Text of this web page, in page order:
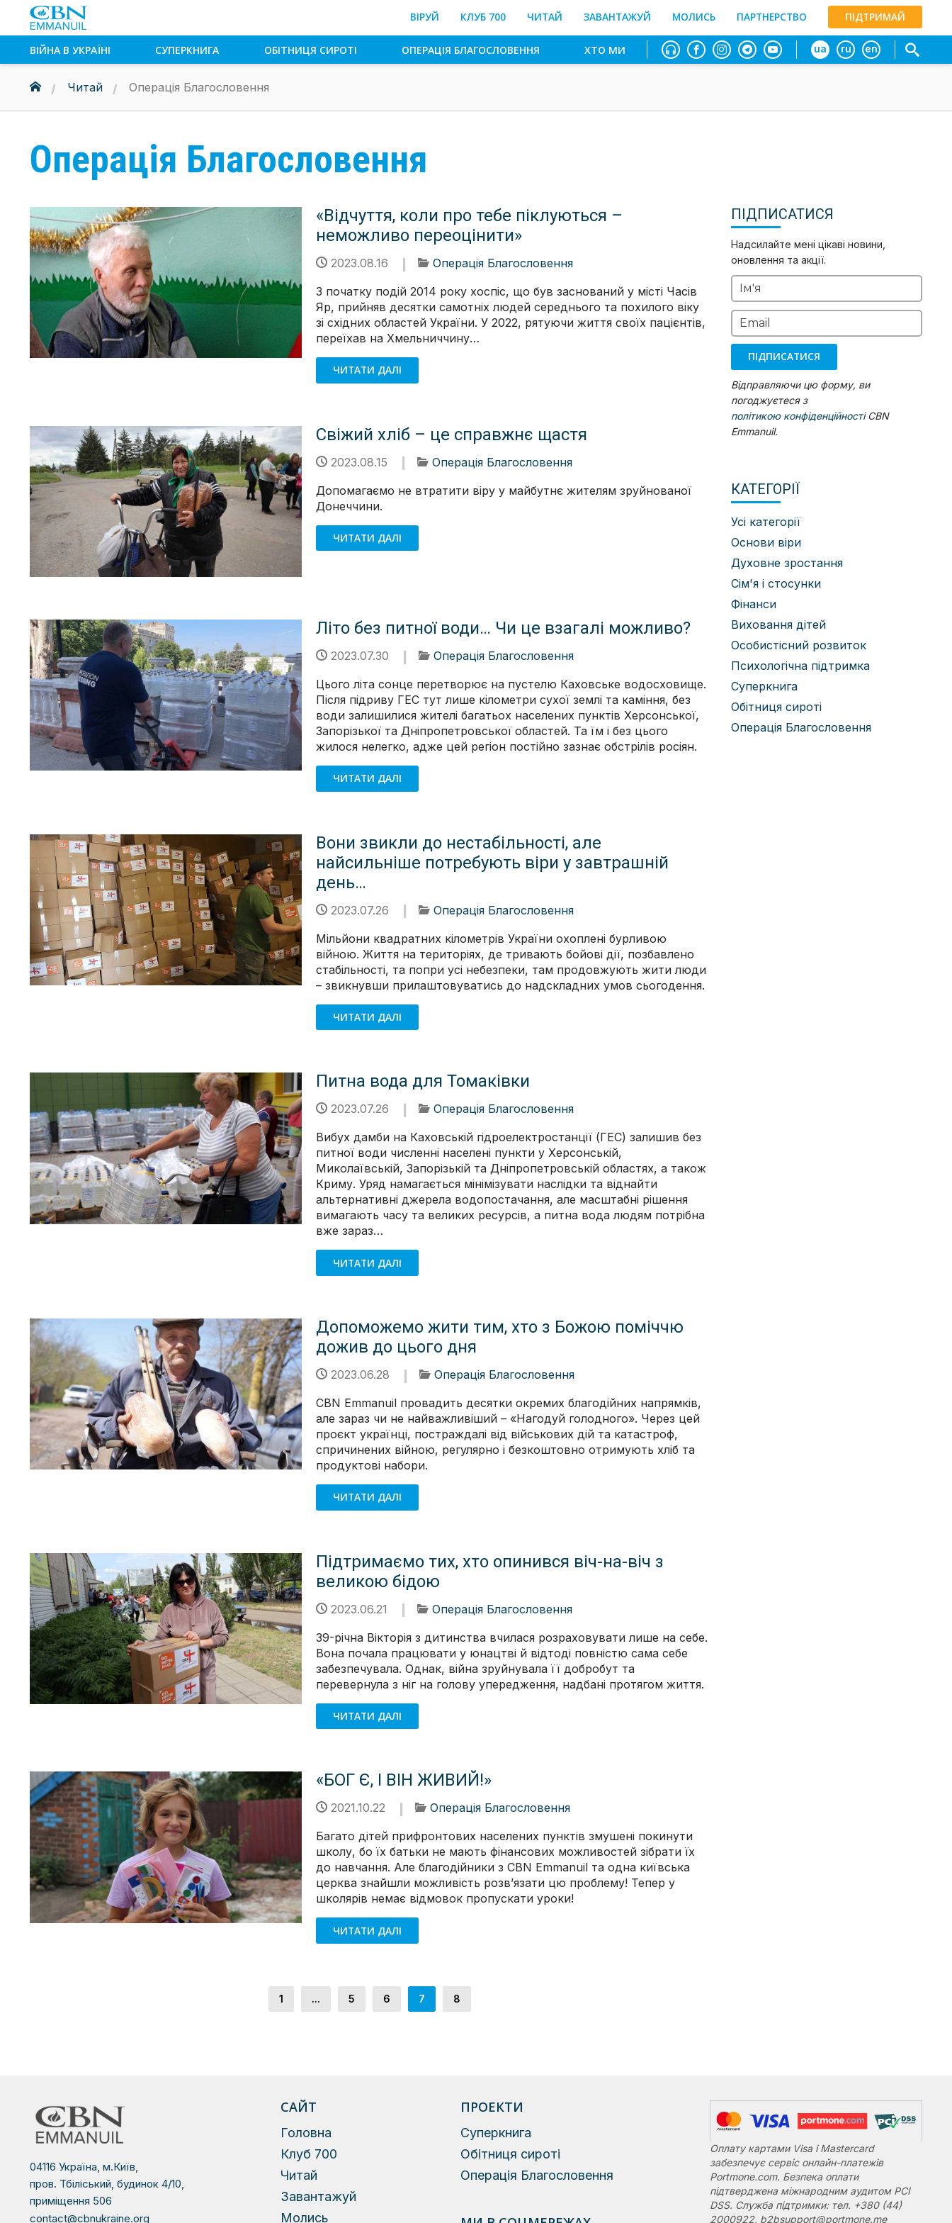
ВІРУЙ КЛУБ 700 ЧИТАЙ ЗАВАНТАЖУЙ МОЛИСЬ ПАРТНЕРСТВО ПІДТРИМАЙ
ВІЙНА В УКРАЇНІ СУПЕРКНИГА ОБІТНИЦЯ СИРОТІ ОПЕРАЦІЯ БЛАГОСЛОВЕННЯ ХТО МИ ua ru en
Читай Операція Благословення
Операція Благословення
«Відчуття, коли про тебе піклуються –
неможливо переоцінити»
2023.08.16
Операція Благословення
З початку подій 2014 року хоспіс, що був заснований у місті Часів
Яр, прийняв десятки самотніх людей середнього та похилого віку
зі східних областей України. У 2022, рятуючи життя своїх пацієнтів,
переїхав на Хмельниччину…
ЧИТАТИ ДАЛІ
Свіжий хліб – це справжнє щастя
2023.08.15
Операція Благословення
Допомагаємо не втратити віру у майбутнє жителям зруйнованої
Донеччини.
ЧИТАТИ ДАЛІ
Літо без питної води… Чи це взагалі можливо?
2023.07.30
Операція Благословення
Цього літа сонце перетворює на пустелю Каховське водосховище.
Після підриву ГЕС тут лише кілометри сухої землі та каміння, без
води залишилися жителі багатьох населених пунктів Херсонської,
Запорізької та Дніпропетровської областей. Та їм і без цього
жилося нелегко, адже цей регіон постійно зазнає обстрілів росіян.
ЧИТАТИ ДАЛІ
Вони звикли до нестабільності, але
найсильніше потребують віри у завтрашній
день…
2023.07.26
Операція Благословення
Мільйони квадратних кілометрів України охоплені бурливою
війною. Життя на територіях, де тривають бойові дії, позбавлено
стабільності, та попри усі небезпеки, там продовжують жити люди
– звикнувши прилаштовуватись до надскладних умов сьогодення.
ЧИТАТИ ДАЛІ
Питна вода для Томаківки
2023.07.26
Операція Благословення
Вибух дамби на Каховській гідроелектростанції (ГЕС) залишив без
питної води численні населені пункти у Херсонській,
Миколаївській, Запорізькій та Дніпропетровській областях, а також
Криму. Уряд намагається мінімізувати наслідки та віднайти
альтернативні джерела водопостачання, але масштабні рішення
вимагають часу та великих ресурсів, а питна вода людям потрібна
вже зараз…
ЧИТАТИ ДАЛІ
Допоможемо жити тим, хто з Божою поміччю
дожив до цього дня
2023.06.28
Операція Благословення
CBN Emmanuil провадить десятки окремих благодійних напрямків,
але зараз чи не найважливіший – «Нагодуй голодного». Через цей
проєкт українці, постраждалі від військових дій та катастроф,
спричинених війною, регулярно і безкоштовно отримують хліб та
продуктові набори.
ЧИТАТИ ДАЛІ
Підтримаємо тих, хто опинився віч-на-віч з
великою бідою
2023.06.21
Операція Благословення
39-річна Вікторія з дитинства вчилася розраховувати лише на себе.
Вона почала працювати у юнацтві й відтоді повністю сама себе
забезпечувала. Однак, війна зруйнувала її добробут та
перевернула з ніг на голову упередження, надбані протягом життя.
ЧИТАТИ ДАЛІ
«БОГ Є, І ВІН ЖИВИЙ!»
2021.10.22
Операція Благословення
Багато дітей прифронтових населених пунктів змушені покинути
школу, бо їх батьки не мають фінансових можливостей зібрати їх
до навчання. Але благодійники з CBN Emmanuil та одна київська
церква знайшли можливість розв’язати цю проблему! Тепер у
школярів немає відмовок пропускати уроки!
ЧИТАТИ ДАЛІ
1 ... 5 6 7 8
ПІДПИСАТИСЯ
Надсилайте мені цікаві новини,
оновлення та акції.
Ім'я
Email
ПІДПИСАТИСЯ
Відправляючи цю форму, ви
погоджуєтеся з
політикою конфіденційностіCBN
Emmanuil.
КАТЕГОРІЇ
Усі категорії
Основи віри
Духовне зростання
Сім'я і стосунки
Фінанси
Виховання дітей
Особистісний розвиток
Психологічна підтримка
Суперкнига
Обітниця сироті
Операція Благословення
04116 Україна, м.Київ,
пров. Тбіліський, будинок 4/10,
приміщення 506
contact@cbnukraine.org
САЙТ
Головна
Клуб 700
Читай
Завантажуй
Молись
ПРОЕКТИ
Суперкнига
Обітниця сироті
Операція Благословення
Оплату картами Visa і Mastercard
забезпечує сервіс онлайн-платежів
Portmone.com. Безпека оплати
підтверджена міжнародним аудитом PCI
DSS. Служба підтримки: тел. +380 (44)
2000922, b2bsupport@portmone.me